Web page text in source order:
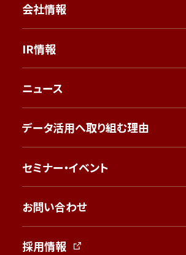
会社情報
IR情報
ニュース
データ活用へ取り組む理由
セミナー・イベント
お問い合わせ
採用情報